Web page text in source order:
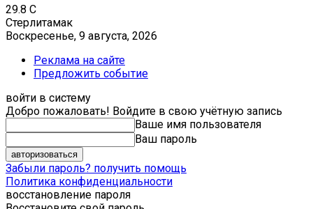
29.8 C
Стерлитамак
Воскресенье, 9 августа, 2026
Реклама на сайте
Предложить событие
войти в систему
Добро пожаловать! Войдите в свою учётную запись
Ваше имя пользователя
Ваш пароль
Забыли пароль? получить помощь
Политика конфиденциальности
восстановление пароля